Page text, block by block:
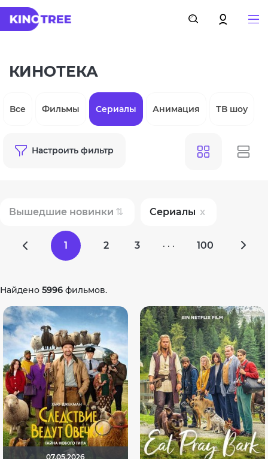
КИНОТЕКА
Все Фильмы Сериалы Анимация ТВ шоу
Настроить фильтр
Вышедшие новинки Сериалы
1 2 3 · · · 100
Найдено 5996 фильмов.
07.05.2026